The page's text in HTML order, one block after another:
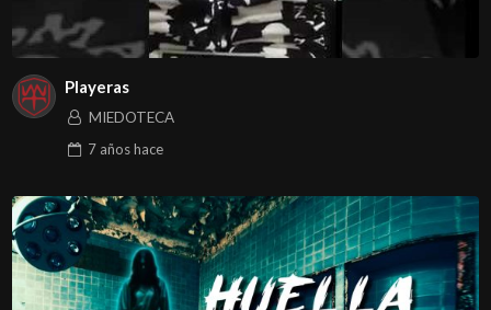
Playeras
MIEDOTECA
7 añoshace